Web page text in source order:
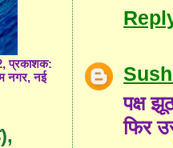
पक्ष
फिर
प्रकाशक:
नगर, नई